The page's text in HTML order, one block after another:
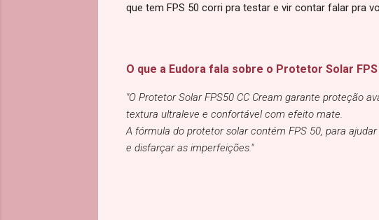
que tem FPS 50 corri pra testar e vir contar falar pra
O que a Eudora fala sobre o Protetor Solar
"O Protetor Solar FPS50 CC Cream garante proteção
textura ultraleve e confortável com efeito mate.
A fórmula do protetor solar contém FPS 50, para
e disfarçar as imperfeições."